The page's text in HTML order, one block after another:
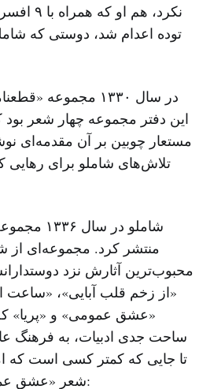
نکرد‌،
توده اعدام شد، ‌دوستی که
در سال ۱۳۳۰
این دفتر مجموعه چهار شعر بود
مستعار چوبین بر آن مقدمه‌ای
تلاش‌های شاملو برای
شاملو در
منتشر کرد. مجموعه‌ای از
محبوب‌ترین آثارش نزد
«از زخم قلب آبایی»، «ساعت
«عشق عمومی» و «پریا»
ساحت جدی ادبیات، به فرهنگ
تا جایی که کمتر کسی است که
شعر «عشق عمومی» را نشنیده باشد: